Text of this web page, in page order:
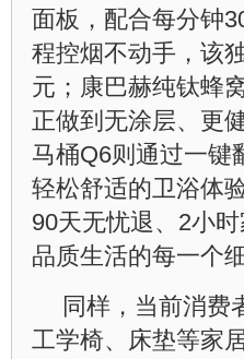
面板，配合每分钟
程控烟不动手，该
元；康巴赫纯钛蜂
正做到无涂层、更
马桶Q6则通过一键
轻松舒适的卫浴体
90天无忧退、2小
品质生活的每一个细
同样，当前消费
工学椅、床垫等家